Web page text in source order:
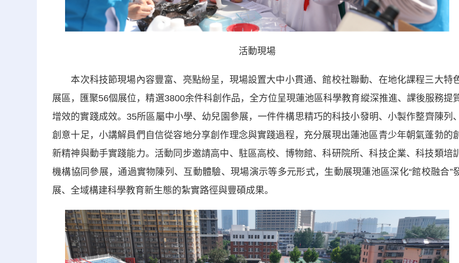
活動現場
本次科技節現場內容豐富、亮點紛呈，現場設置大中小貫通、館校社聯動、在地化課程三大特
展區，匯聚56個展位，精選3800余件科創作品，全方位呈現蓮池區科學教育縱深推進、課後服務提
增效的實踐成效。35所區屬中小學、幼兒園參展，一件件構思精巧的科技小發明、小製作整齊陳列
創意十足，小講解員們自信從容地分享創作理念與實踐過程，充分展現出蓮池區青少年朝氣蓬勃的
新精神與動手實踐能力。活動同步邀請高中、駐區高校、博物館、科研院所、科技企業、科技類培
機構協同參展，通過實物陳列、互動體驗、現場演示等多元形式，生動展現蓮池區深化“館校融合”
展、全域構建科學教育新生態的紮實路徑與豐碩成果。